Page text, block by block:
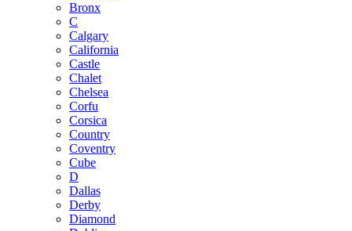
Bronx
C
Calgary
California
Castle
Chalet
Chelsea
Corfu
Corsica
Country
Coventry
Cube
D
Dallas
Derby
Diamond